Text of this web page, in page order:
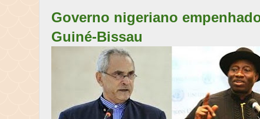
Governo nigeriano
Guiné-Bissau